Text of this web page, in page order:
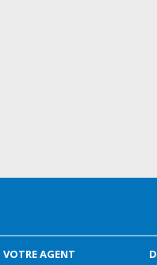
VOTRE AGENT